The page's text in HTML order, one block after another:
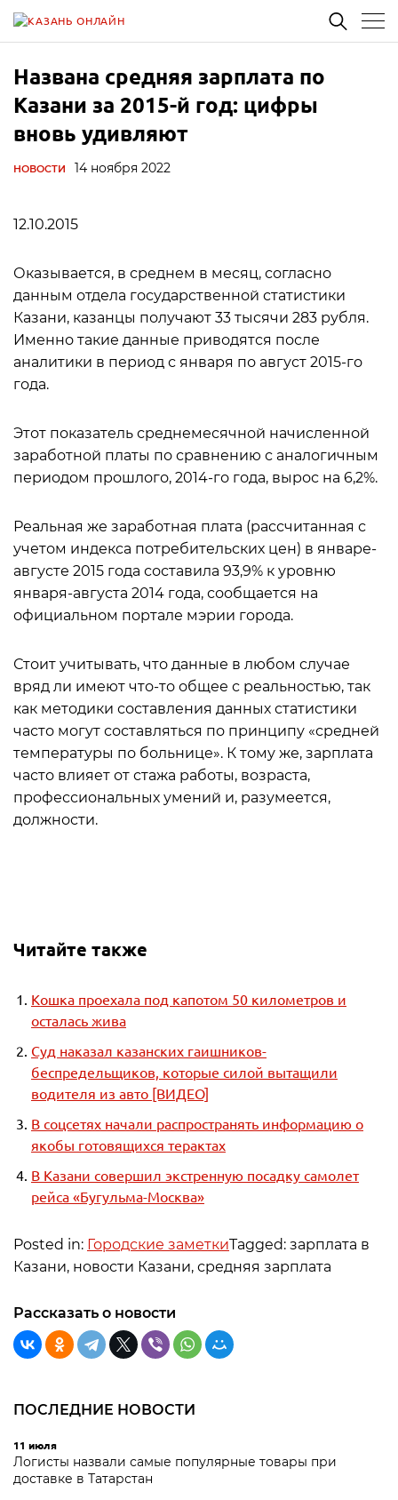
Названа средняя зарплата по
Казани за 2015-й год: цифры
вновь удивляют
НОВОСТИ 14 ноября 2022
12.10.2015
Оказывается, в среднем в месяц, согласно
данным отдела государственной статистики
Казани, казанцы получают 33 тысячи 283 рубля.
Именно такие данные приводятся после
аналитики в период с января по август 2015-го
года.
Этот показатель среднемесячной начисленной
заработной платы по сравнению с аналогичным
периодом прошлого, 2014-го года, вырос на 6,2%.
Реальная же заработная плата (рассчитанная с
учетом индекса потребительских цен) в январе-
августе 2015 года составила 93,9% к уровню
января-августа 2014 года, сообщается на
официальном портале мэрии города.
Стоит учитывать, что данные в любом случае
вряд ли имеют что-то общее с реальностью, так
как методики составления данных статистики
часто могут составляться по принципу «средней
температуры по больнице». К тому же, зарплата
часто влияет от стажа работы, возраста,
профессиональных умений и, разумеется,
должности.
Читайте также
Кошка проехала под капотом 50 километров и
осталась жива
Суд наказал казанских гаишников-
беспредельщиков, которые силой вытащили
водителя из авто [ВИДЕО]
В соцсетях начали распространять информацию о
якобы готовящихся терактах
В Казани совершил экстренную посадку самолет
рейса «Бугульма-Москва»
Posted in: Городские заметкиTagged: зарплата в
Казани, новости Казани, средняя зарплата
Рассказать о новости
ПОСЛЕДНИЕ НОВОСТИ
11 июля
Логисты назвали самые популярные товары при
доставке в Татарстан